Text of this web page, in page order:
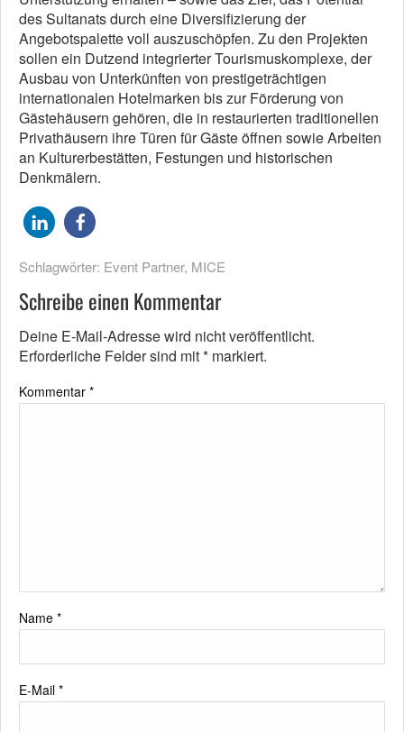
des Sultanats durch eine Diversifizierung der
Angebotspalette voll auszuschöpfen. Zu den Projekten
sollen ein Dutzend integrierter Tourismuskomplexe, der
Ausbau von Unterkünften von prestigeträchtigen
internationalen Hotelmarken bis zur Förderung von
Gästehäusern gehören, die in restaurierten traditionellen
Privathäusern ihre Türen für Gäste öffnen sowie Arbeiten
an Kulturerbestätten, Festungen und historischen
Denkmälern.
Schlagwörter: Event Partner, MICE
Schreibe einen Kommentar
Deine E-Mail-Adresse wird nicht veröffentlicht.
Erforderliche Felder sind mit* markiert.
Kommentar *
Name *
E-Mail *